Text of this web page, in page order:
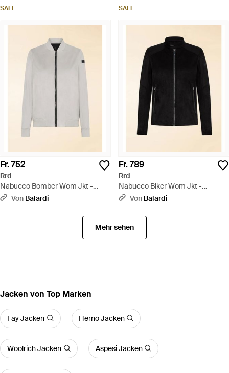
SALE SALE
Fr. 752
Rrd
Nabucco Bomber Wom Jkt -
Natur
Von Balardi
Fr. 789
Rrd
Nabucco Biker Wom Jkt -
Schwarz
Von Balardi
Mehr sehen
Jacken von Top Marken
Fay Jacken Herno Jacken
Woolrich Jacken Aspesi Jacken